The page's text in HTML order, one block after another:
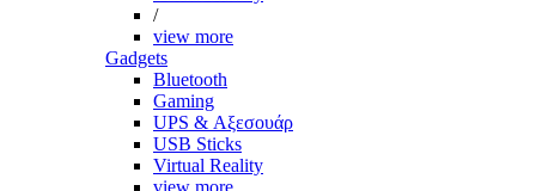
/
view more
Gadgets
Bluetooth
Gaming
UPS & Αξεσουάρ
USB Sticks
Virtual Reality
view more